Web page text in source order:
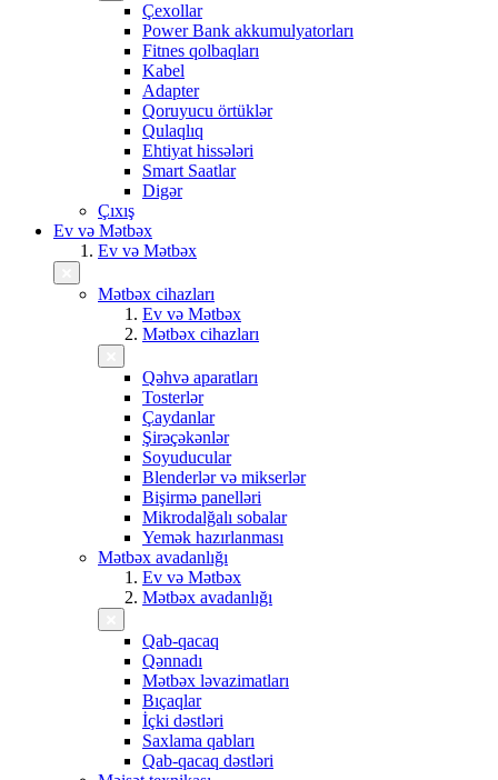
Çexollar
Power Bank akkumulyatorları
Fitnes qolbaqları
Kabel
Adapter
Qoruyucu örtüklər
Qulaqlıq
Ehtiyat hissələri
Smart Saatlar
Digər
Çıxış
Ev və Mətbəx
Ev və Mətbəx
Mətbəx cihazları
Ev və Mətbəx
Mətbəx cihazları
Qəhvə aparatları
Tosterlər
Çaydanlar
Şirəçəkənlər
Soyuducular
Blenderlər və mikserlər
Bişirmə panelləri
Mikrodalğalı sobalar
Yemək hazırlanması
Mətbəx avadanlığı
Ev və Mətbəx
Mətbəx avadanlığı
Qab-qacaq
Qənnadı
Mətbəx ləvazimatları
Bıçaqlar
İçki dəstləri
Saxlama qabları
Qab-qacaq dəstləri